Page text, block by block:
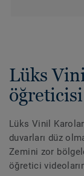
Lüks
öğreticisi
Lüks Vinil
duvarları düz
Zemini zor
öğretici